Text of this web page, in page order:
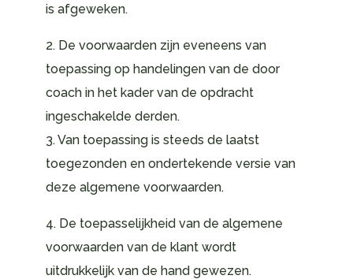
is afgeweken.
2. De voorwaarden zijn eveneens van
toepassing op handelingen van de door
coach in het kader van de opdracht
ingeschakelde derden.
3. Van toepassing is steeds de laatst
toegezonden en ondertekende versie van
deze algemene voorwaarden.
4. De toepasselijkheid van de algemene
voorwaarden van de klant wordt
uitdrukkelijk van de hand gewezen.